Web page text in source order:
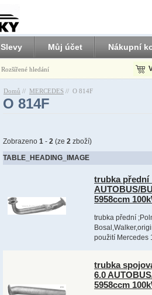
Slevy Můj účet Nákupní
Rozšířené hledání
Domů // MERCEDES // O 814F
O 814F
Zobrazeno1 -2 (ze2 zboží)
TABLE_HEADING_IMAGE
trubka přední
AUTOBUS/
5958ccm
trubka přední
použití Mercedes
trubka
6.0
5958ccm